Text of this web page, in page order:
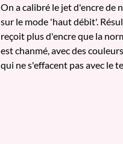
On a calibré le jet d'encre de
sur le mode 'haut débit'.
reçoit plus d'encre que la
est chanmé, avec des
qui ne s'effacent pas avec le